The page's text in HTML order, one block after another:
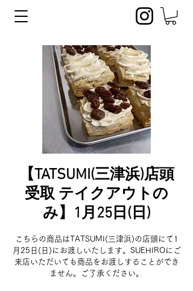
【TATSUMI(三津浜)店頭
受取 テイクアウトの
み】1月25日(日)
こちらの商品はTATSUMI(三津浜)の店頭にて1
月25日(日)にお渡しいたします。SUEHIROにご
来店いただいても商品をお渡しすることができ
ません。ご了承ください。